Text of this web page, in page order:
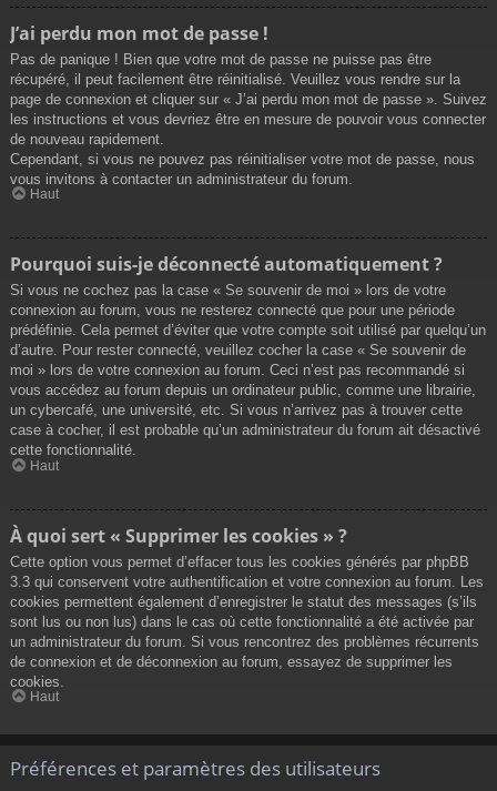
J’ai perdu mon mot de passe !
Pas de panique ! Bien que votre mot de passe ne puisse pas être
récupéré, il peut facilement être réinitialisé. Veuillez vous rendre sur la
page de connexion et cliquer sur « J’ai perdu mon mot de passe ». Suivez
les instructions et vous devriez être en mesure de pouvoir vous connecter
de nouveau rapidement.
Cependant, si vous ne pouvez pas réinitialiser votre mot de passe, nous
vous invitons à contacter un administrateur du forum.
Haut
Pourquoi suis-je déconnecté automatiquement ?
Si vous ne cochez pas la case « Se souvenir de moi » lors de votre
connexion au forum, vous ne resterez connecté que pour une période
prédéfinie. Cela permet d’éviter que votre compte soit utilisé par quelqu’un
d’autre. Pour rester connecté, veuillez cocher la case « Se souvenir de
moi » lors de votre connexion au forum. Ceci n’est pas recommandé si
vous accédez au forum depuis un ordinateur public, comme une librairie,
un cybercafé, une université, etc. Si vous n’arrivez pas à trouver cette
case à cocher, il est probable qu’un administrateur du forum ait désactivé
cette fonctionnalité.
Haut
À quoi sert « Supprimer les cookies » ?
Cette option vous permet d’effacer tous les cookies générés par phpBB
3.3 qui conservent votre authentification et votre connexion au forum. Les
cookies permettent également d’enregistrer le statut des messages (s’ils
sont lus ou non lus) dans le cas où cette fonctionnalité a été activée par
un administrateur du forum. Si vous rencontrez des problèmes récurrents
de connexion et de déconnexion au forum, essayez de supprimer les
cookies.
Haut
Préférences et paramètres des utilisateurs